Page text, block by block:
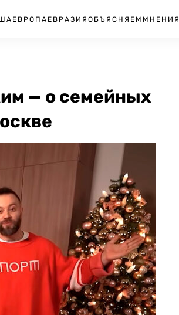
ЕВРОПА ЕВРАЗИЯ ОБЪЯСНЯЕМ МНЕНИЯ
— о семейных